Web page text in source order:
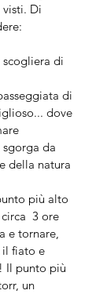
Di
scogliera di
di
dove
sgorga da
della natura
più alto
3 ore
e tornare,
il fiato e
Il punto più
un